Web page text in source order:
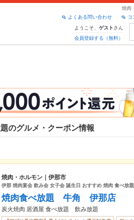
焼肉
コ
よくある問い合わせ
ようこそ、 ゲスト さん
会員登録する（無料）
のグルメ・クーポン情報
焼肉・ホルモン｜伊那市
伊那 焼肉宴会 飲み会 女子会 誕生日 おすすめ 焼肉 食べ放
焼肉食べ放題 牛角 伊那店
炭火焼肉 居酒屋 食べ放題 飲み放題